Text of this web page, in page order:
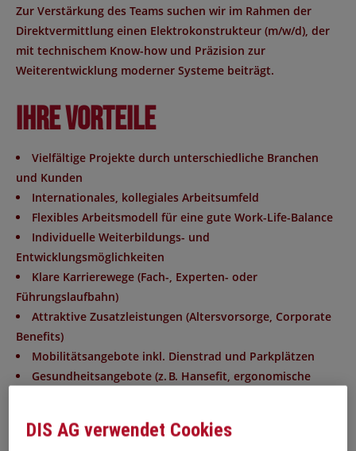
Zur Verstärkung des Teams suchen wir im Rahmen der
Direktvermittlung einen Elektrokonstrukteur (m/w/d), der
mit technischem Know-how und Präzision zur
Weiterentwicklung moderner Systeme beiträgt.
Ihre Vorteile
Vielfältige Projekte durch unterschiedliche Branchen
und Kunden
Internationales, kollegiales Arbeitsumfeld
Flexibles Arbeitsmodell für eine gute Work-Life-Balance
Individuelle Weiterbildungs- und
Entwicklungsmöglichkeiten
Klare Karrierewege (Fach-, Experten- oder
Führungslaufbahn)
Attraktive Zusatzleistungen (Altersvorsorge, Corporate
Benefits)
Mobilitätsangebote inkl. Dienstrad und Parkplätzen
Gesundheitsangebote (z. B. Hansefit, ergonomische
Ausstattung
DIS AG verwendet Cookies